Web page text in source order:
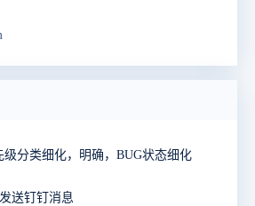
级分类细化，明确，BUG状态细化
送钉钉消息